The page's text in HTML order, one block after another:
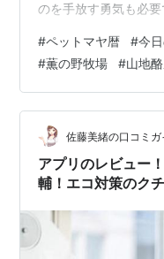
のを手放す勇気も必
い」はタブーです。
スが潜んでいます！
ンジしてみてくださ
ら、自分自身を癒す
間） 20ある氣神（紋
龍」。 この…
#ペットマヤ暦 #今
#薫の野牧場 #山地
佐藤美緒の口コミガ
アプリのレビュー
輔！エコ対策のク